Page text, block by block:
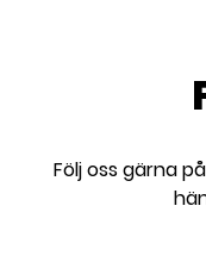
Följ oss gärna